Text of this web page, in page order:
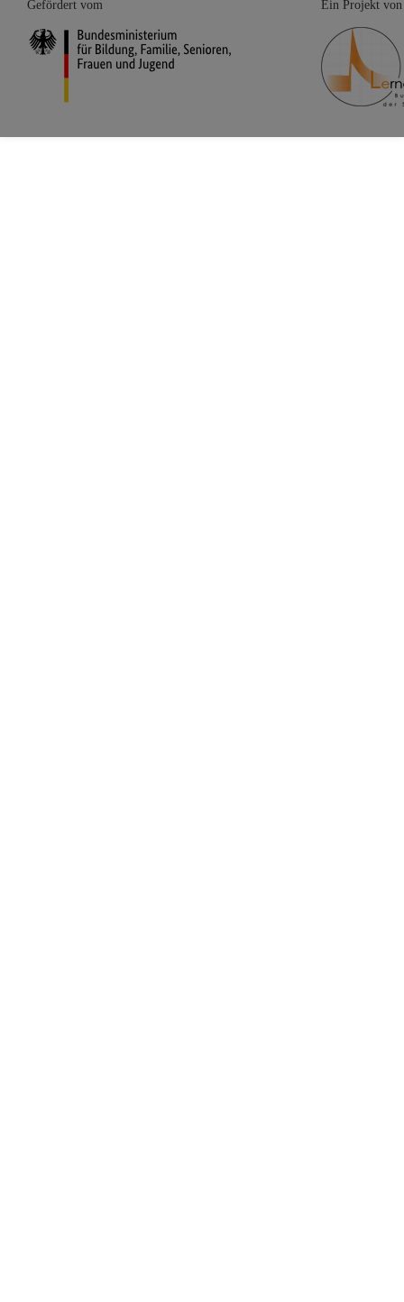
Gefördert vom Ein Projekt von